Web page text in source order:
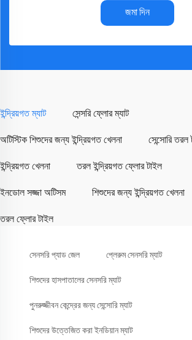
জমা দিন
ইন্দ্রিয়গত ম্যাট সেন্সরি ফ্লোর ম্যাট
অটিস্টিক শিশুদের জন্য ইন্দ্রিয়গত খেলনা সেন্সোরি তরল
ইন্দ্রিয়গত খেলনা তরল ইন্দ্রিয়গত ফ্লোর টাইল
ইনডোল সজ্জা অটিসম শিশুদের জন্য ইন্দ্রিয়গত খেলনা
তরল ফ্লোর টাইল
সেনসরি প্যাড জেল
প্লেরুম সেনসরি ম্যাট
শিশুদের হাসপাতালের সেনসরি ম্যাট
পুনরুজ্জীবন কেন্দ্রের জন্য সেন্সোরি ম্যাট
শিশুদের উত্তেজিত করা ইনডিয়ান ম্যাট